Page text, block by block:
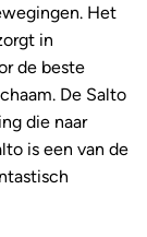
Het
in
de beste
De Salto
die naar
is een van de